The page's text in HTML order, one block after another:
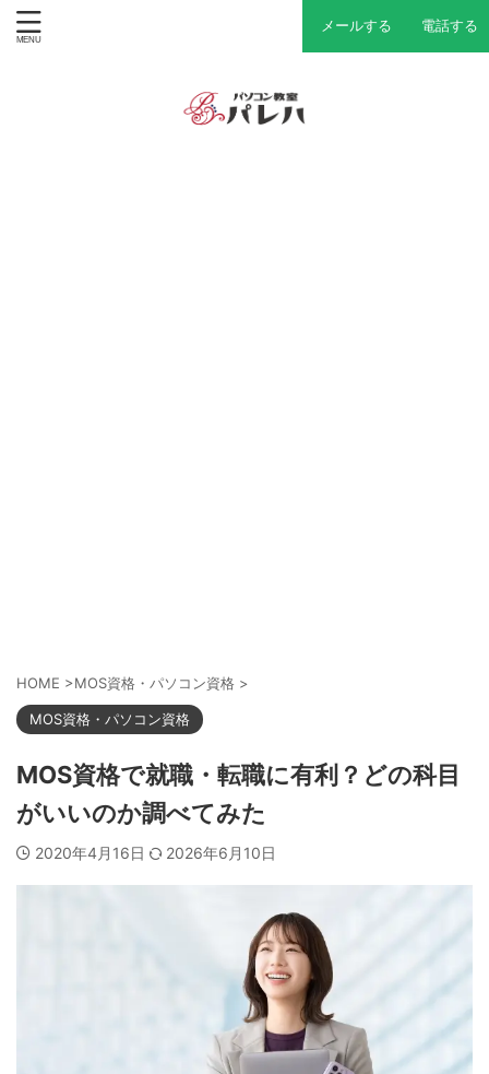
メールする 電話する
HOME >MOS資格・パソコン資格 >
MOS資格・パソコン資格
MOS資格で就職・転職に有利？どの科目
がいいのか調べてみた
2020年4月16日 2026年6月10日